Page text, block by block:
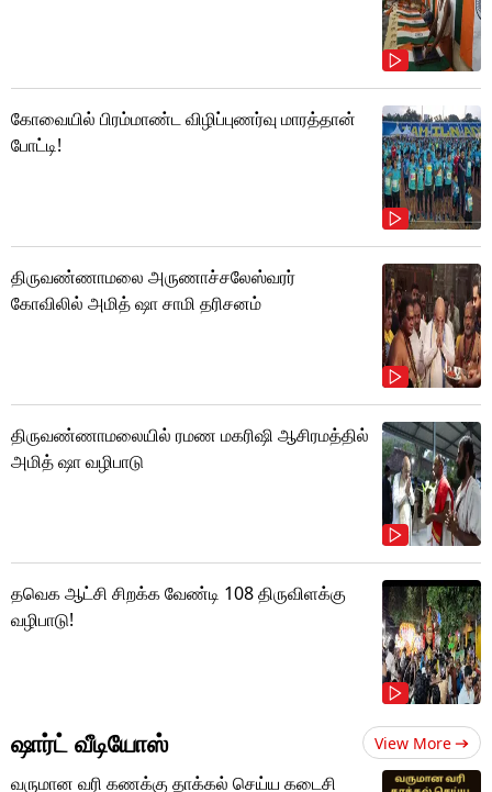
கோவையில் பிரம்மாண்ட விழிப்புணர்வு மாரத்தான்
போட்டி!
திருவண்ணாமலை அருணாச்சலேஸ்வரர்
கோவிலில் அமித் ஷா சாமி தரிசனம்
திருவண்ணாமலையில் ரமண மகரிஷி ஆசிரமத்தில்
அமித் ஷா வழிபாடு
தவெக ஆட்சி சிறக்க வேண்டி 108 திருவிளக்கு
வழிபாடு!
ஷார்ட் வீடியோஸ் View More
வருமான வரி கணக்கு தாக்கல் செய்ய கடைசி